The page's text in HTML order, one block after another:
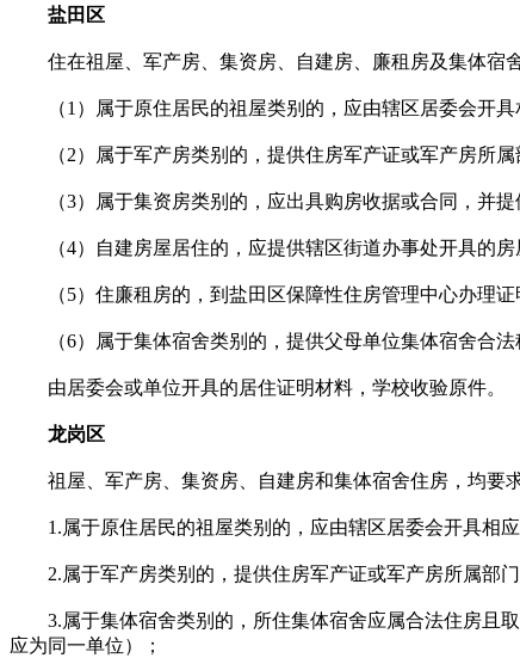
盐田区
住在祖屋、军产房、集资房、自建房、廉租房及集体宿
（1）属于原住居民的祖屋类别的，应由辖区居委会开具
（2）属于军产房类别的，提供住房军产证或军产房所属
（3）属于集资房类别的，应出具购房收据或合同，并提
（4）自建房屋居住的，应提供辖区街道办事处开具的房
（5）住廉租房的，到盐田区保障性住房管理中心办理证
（6）属于集体宿舍类别的，提供父母单位集体宿舍合法
由居委会或单位开具的居住证明材料，学校收验原件。
龙岗区
祖屋、军产房、集资房、自建房和集体宿舍住房，均要求
1.属于原住居民的祖屋类别的，应由辖区居委会开具相应
2.属于军产房类别的，提供住房军产证或军产房所属部门
3.属于集体宿舍类别的，所住集体宿舍应属合法住房且取
应为同一单位）；